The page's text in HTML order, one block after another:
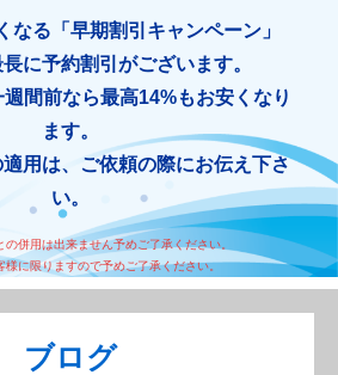
なる「早期割引キャンペーン」
に予約割引がございます。
間前なら最高14%もお安くなり
ます。
適用は、ご依頼の際にお伝え下さ
い。
併用は出来ません予めご了承ください。
に限りますので予めご了承ください。
ブログ